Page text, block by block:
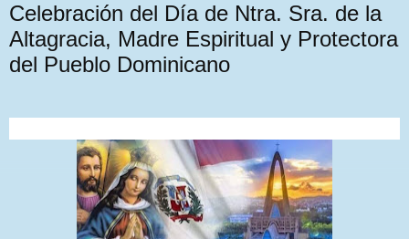
Celebración del Día de Ntra. Sra. de la
Altagracia, Madre Espiritual y Protectora
del Pueblo Dominicano